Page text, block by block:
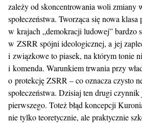
zależy od skoncentrowania woli zmiany
społeczeństwa. Tworząca się nowa klasa
w krajach „demokracji ludowej” bardzo
w ZSRR spójni ideologicznej, a jej
i związkowe to piasek, na którym tonie
i komenda. Warunkiem trwania przy
o protekcję ZSRR – co oznacza czysto
społeczeństwa. Dzisiaj ten drugi
pierwszego. Toteż błąd koncepcji
nie tylko teoretycznie, ale praktycznie